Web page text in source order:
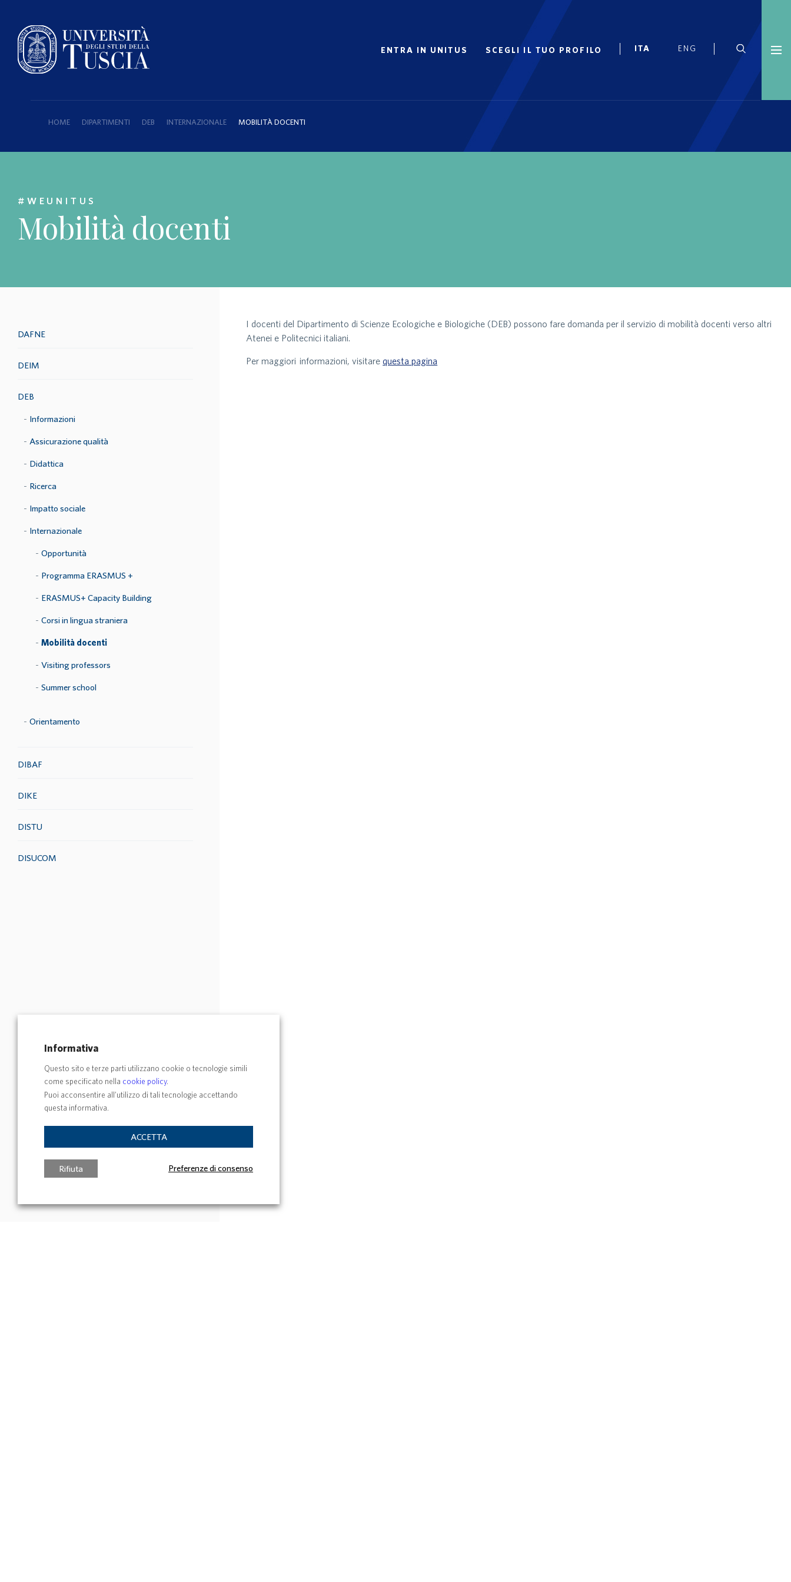
ENTRA IN UNITUS SCEGLI IL TUO PROFILO
HOME DIPARTIMENTI DEB INTERNAZIONALE MOBILITÀ DOCENTI
#WEUNITUS
Mobilità docenti
DAFNE
DEIM
DEB
Informazioni
Assicurazione qualità
Didattica
Ricerca
Impatto sociale
Internazionale
Opportunità
Programma ERASMUS +
ERASMUS+ Capacity Building
Corsi in lingua straniera
Mobilità docenti
Visiting professors
Summer school
Orientamento
DIBAF
DIKE
DISTU
DISUCOM
I docenti del Dipartimento di Scienze Ecologiche e Biologiche (DEB) possono fare domanda per il servizio di mobilità docenti verso altri
Atenei e Politecnici italiani.
Per maggiori informazioni, visitare questa pagina
Informativa
Questo sito e terze parti utilizzano cookie o tecnologie simili
come specificato nella cookie policy.
Puoi acconsentire all’utilizzo di tali tecnologie accettando
questa informativa.
ACCETTA
Rifiuta Preferenze di consenso